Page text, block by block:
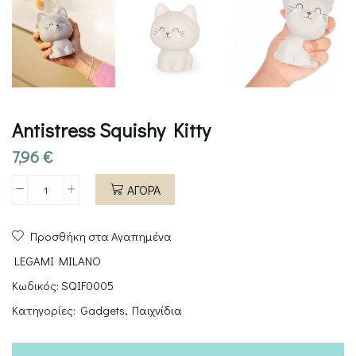
Antistress Squishy Kitty
7,96€
Antistress
Kitty
ποσότητα
ΑΓΟΡΑ
Προσθήκη στα Αγαπημένα
LEGAMI MILANO
Κωδικός: SQIF0005
Κατηγορίες: Gadgets, Παιχνίδια